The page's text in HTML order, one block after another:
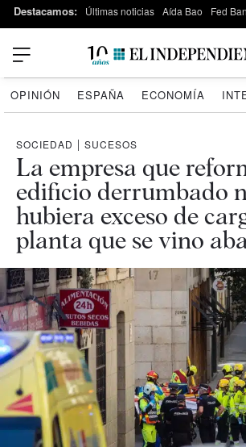
Destacamos: Últimas noticias Aída Bao Fed
OPINIÓN ESPAÑA ECONOMÍA
SOCIEDAD | SUCESOS
La empresa que
edificio derrumbado
hubiera exceso de
planta que se vino